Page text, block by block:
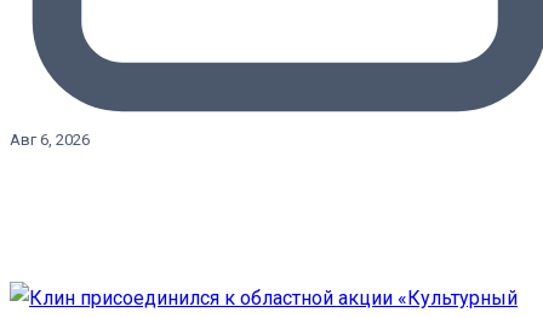
Авг 6, 2026